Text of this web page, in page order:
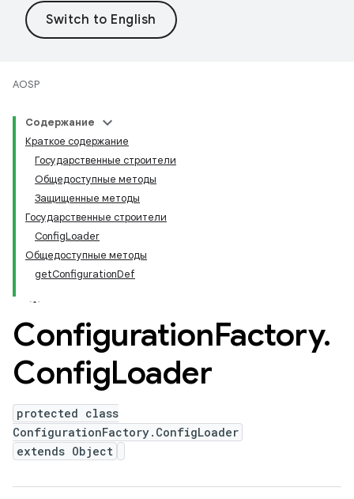
AOSP
Содержание
Краткое содержание
Государственные строители
Общедоступные методы
Защищенные методы
Государственные строители
ConfigLoader
Общедоступные методы
getConfigurationDef
ConfigurationFactory.
ConfigLoader
protected class
ConfigurationFactory.ConfigLoader
extends Object